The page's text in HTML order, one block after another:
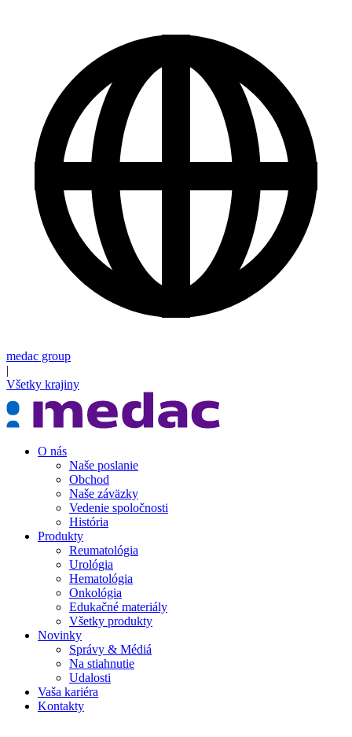
medac group
|
Všetky krajiny
O nás
Naše poslanie
Obchod
Naše záväzky
Vedenie spoločnosti
História
Produkty
Reumatológia
Urológia
Hematológia
Onkológia
Edukačné materiály
Všetky produkty
Novinky
Správy & Médiá
Na stiahnutie
Udalosti
Vaša kariéra
Kontakty